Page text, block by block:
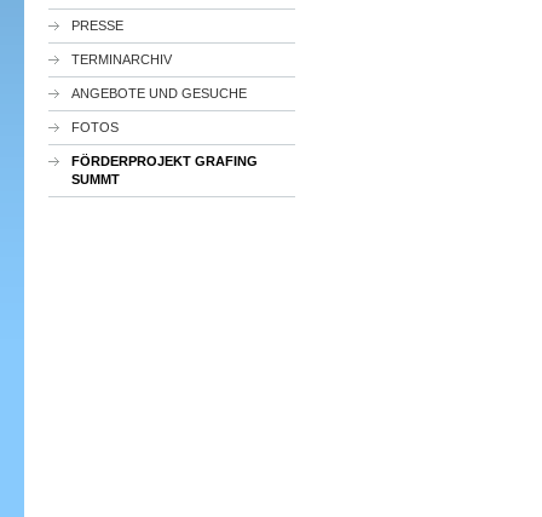
PRESSE
TERMINARCHIV
ANGEBOTE UND GESUCHE
FOTOS
FÖRDERPROJEKT GRAFING
SUMMT